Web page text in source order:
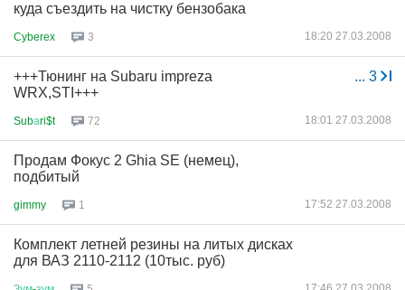
куда съездить на чистку бензобака
Cyberex 3 18:20 27.03.2008
... 3
+++Тюнинг на Subaru impreza
WRX,STI+++
Subаri$t 72 18:01 27.03.2008
Продам Фокус 2 Ghia SE (немец),
подбитый
gimmy 1 17:52 27.03.2008
Комплект летней резины на литых дисках
для ВАЗ 2110-2112 (10тыс. руб)